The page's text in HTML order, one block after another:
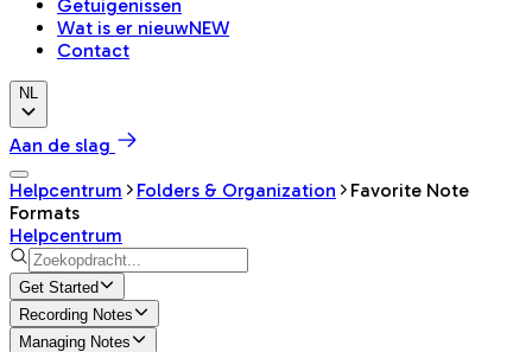
Getuigenissen
Wat is er nieuwNEW
Contact
NL
Aan de slag
Helpcentrum
Folders & Organization
Favorite Note
Formats
Helpcentrum
Get Started
Recording Notes
Managing Notes